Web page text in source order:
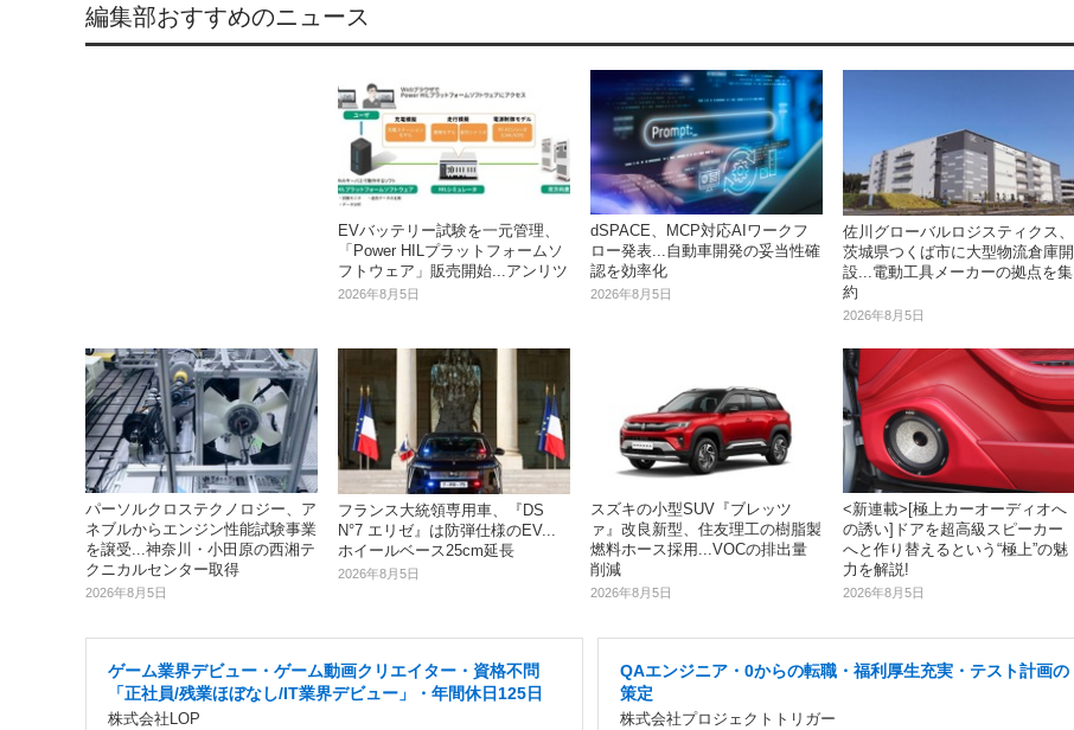
編集部おすすめのニュース
EVバッテリー試験を一元管理、
「Power HILプラットフォームソ
フトウェア」販売開始...アンリツ
2026年8月5日
dSPACE、MCP対応AIワークフ
ロー発表...自動車開発の妥当性確
認を効率化
2026年8月5日
佐川グローバルロジスティクス、
茨城県つくば市に大型物流倉庫開
設...電動工具メーカーの拠点を集
約
2026年8月5日
パーソルクロステクノロジー、ア
ネブルからエンジン性能試験事業
を譲受...神奈川・小田原の西湘テ
クニカルセンター取得
2026年8月5日
フランス大統領専用車、『DS
N°7 エリゼ』は防弾仕様のEV...
ホイールベース25cm延長
2026年8月5日
スズキの小型SUV『ブレッツ
ァ』改良新型、住友理工の樹脂製
燃料ホース採用...VOCの排出量
削減
2026年8月5日
<新連載>[極上カーオーディオへ
の誘い]ドアを超高級スピーカー
へと作り替えるという“極上”の魅
力を解説!
2026年8月5日
ゲーム業界デビュー・ゲーム動画クリエイター・資格不問
「正社員/残業ほぼなし/IT業界デビュー」・年間休日125日
株式会社LOP
QAエンジニア・0からの転職・福利厚生充実・テスト計画の
策定
株式会社プロジェクトトリガー